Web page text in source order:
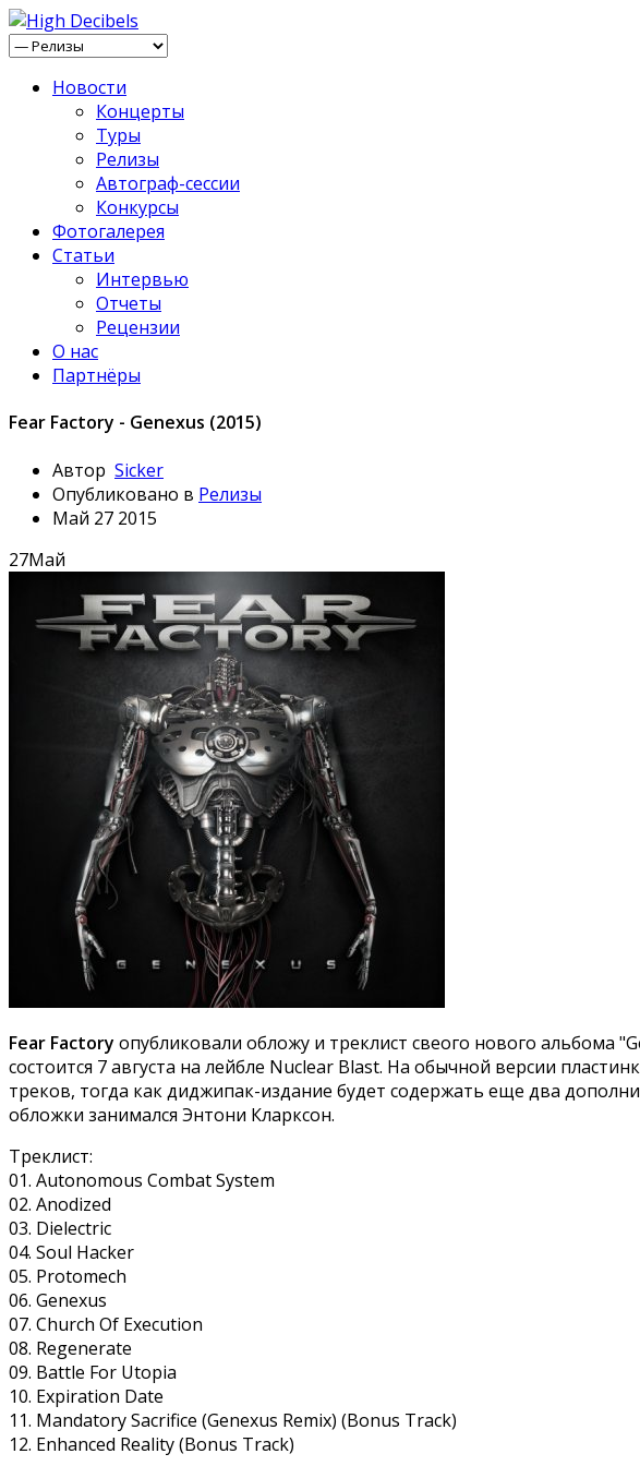
Новости
Концерты
Туры
Релизы
Автограф-сессии
Конкурсы
Фотогалерея
Статьи
Интервью
Отчеты
Рецензии
О нас
Партнёры
Fear Factory - Genexus (2015)
Автор Sicker
Опубликовано в Релизы
Май 27 2015
27Май
Fear Factory опубликовали обложу и треклист свеого нового альбома
состоится 7 августа на лейбле Nuclear Blast. На обычной версии
треков, тогда как диджипак-издание будет содержать еще два
обложки занимался Энтони Кларксон.
Треклист:
01. Autonomous Combat System
02. Anodized
03. Dielectric
04. Soul Hacker
05. Protomech
06. Genexus
07. Church Of Execution
08. Regenerate
09. Battle For Utopia
10. Expiration Date
11. Mandatory Sacrifice (Genexus Remix) (Bonus Track)
12. Enhanced Reality (Bonus Track)